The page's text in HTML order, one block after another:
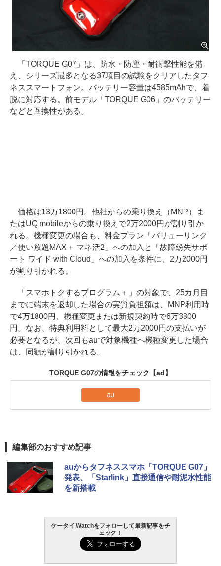
「TORQUE G07」は、防水・防塵・耐衝撃性能を備
え、シリーズ最多となる37項目の試験をクリアしたタフ
ネススマートフォン。バッテリー容量は4585mAhで、着
脱に対応する。前モデル「TORQUE G06」のバッテリー
などと互換性がある。
価格は13万1800円。他社からの乗り換え（MNP）ま
たはUQ mobileからの乗り換えで2万2000円が割り引か
れる。機種変更の場合も、料金プラン「バリューリンク
／使い放題MAX＋ マネ活2」への加入と「故障紛失サポ
ート ワイド with Cloud」への加入を条件に、2万2000円
が割り引かれる。
「スマホトクするプログラム＋」の対象で、25カ月目
までに端末を返却した場合の実質負担額は、MNP利用時
で4万1800円、機種変更または新規契約時で6万3800
円。なお、特典利用料として最大2万2000円の支払いが
必要となるが、次回もauで対象機種へ機種変更した場合
は、同額が割り引かれる。
TORQUE G07の情報をチェック 【ad】
au
編集部のおすすめ記事
auからタフネススマホ「TORQUE G07」
発表、「Starlink」直接通信や耐泥水性能
を新搭載
ケータイ Watchをフォローして最新記事をチ
ェック！